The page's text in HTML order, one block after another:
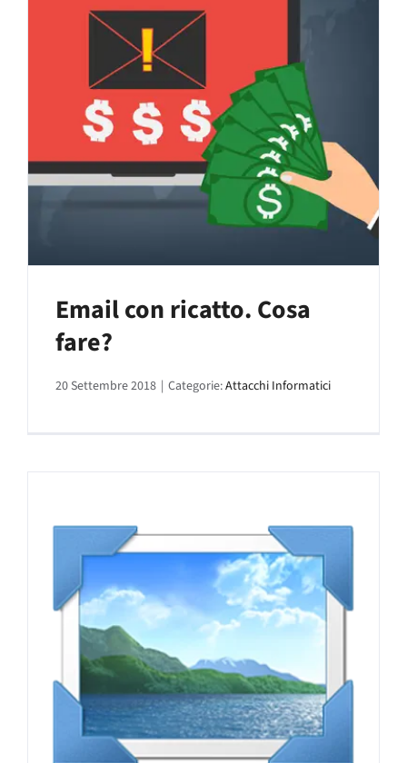
Email con ricatto. Cosa
fare?
20 Settembre 2018 | Categorie:Attacchi Informatici